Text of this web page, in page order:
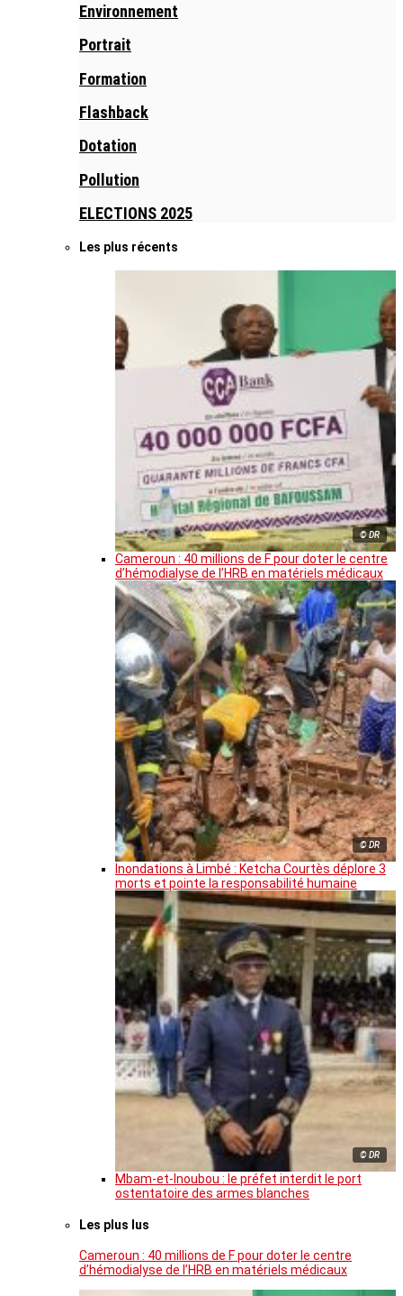
Environnement
Portrait
Formation
Flashback
Dotation
Pollution
ELECTIONS 2025
Les plus récents
© DR
Cameroun : 40 millions de F pour doter le centre
d’hémodialyse de l’HRB en matériels médicaux
© DR
Inondations à Limbé : Ketcha Courtès déplore 3
morts et pointe la responsabilité humaine
© DR
Mbam-et-Inoubou : le préfet interdit le port
ostentatoire des armes blanches
Les plus lus
Cameroun : 40 millions de F pour doter le centre
d’hémodialyse de l’HRB en matériels médicaux